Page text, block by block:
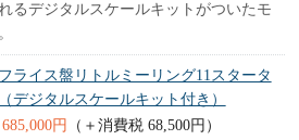
るデジタルスケールキットがついたモ
ライス盤リトルミーリング11スタータ
デジタルスケールキット付き）
円
（＋消費税 68,500円）